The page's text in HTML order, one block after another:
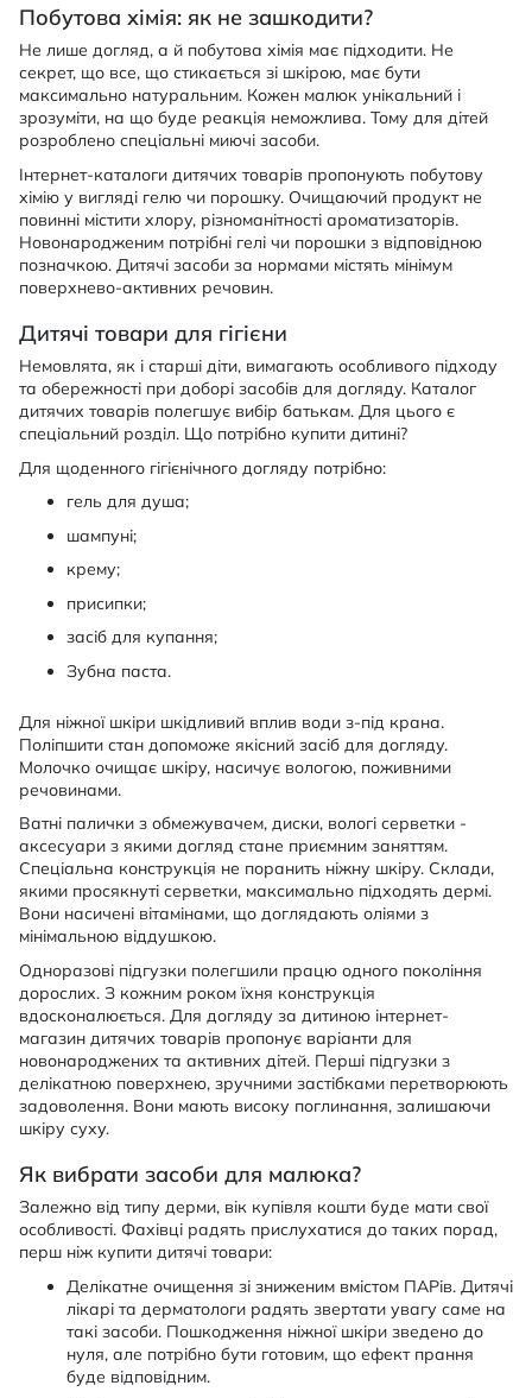
Побутова хімія: як не зашкодити?
Не лише догляд, а й побутова хімія має підходити. Не
секрет, що все, що стикається зі шкірою, має бути
максимально натуральним. Кожен малюк унікальний і
зрозуміти, на що буде реакція неможлива. Тому для дітей
розроблено спеціальні миючі засоби.
Інтернет-каталоги дитячих товарів пропонують побутову
хімію у вигляді гелю чи порошку. Очищаючий продукт не
повинні містити хлору, різноманітності ароматизаторів.
Новонародженим потрібні гелі чи порошки з відповідною
позначкою. Дитячі засоби за нормами містять мінімум
поверхнево-активних речовин.
Дитячі товари для гігієни
Немовлята, як і старші діти, вимагають особливого підходу
та обережності при доборі засобів для догляду. Каталог
дитячих товарів полегшує вибір батькам. Для цього є
спеціальний розділ. Що потрібно купити дитині?
Для щоденного гігієнічного догляду потрібно:
гель для душа;
шампуні;
крему;
присипки;
засіб для купання;
Зубна паста.
Для ніжної шкіри шкідливий вплив води з-під крана.
Поліпшити стан допоможе якісний засіб для догляду.
Молочко очищає шкіру, насичує вологою, поживними
речовинами.
Ватні палички з обмежувачем, диски, вологі серветки -
аксесуари з якими догляд стане приємним заняттям.
Спеціальна конструкція не поранить ніжну шкіру. Склади,
якими просякнуті серветки, максимально підходять дермі.
Вони насичені вітамінами, що доглядають оліями з
мінімальною віддушкою.
Одноразові підгузки полегшили працю одного покоління
дорослих. З кожним роком їхня конструкція
вдосконалюється. Для догляду за дитиною інтернет-
магазин дитячих товарів пропонує варіанти для
новонароджених та активних дітей. Перші підгузки з
делікатною поверхнею, зручними застібками перетворюють
задоволення. Вони мають високу поглинання, залишаючи
шкіру суху.
Як вибрати засоби для малюка?
Залежно від типу дерми, вік купівля кошти буде мати свої
особливості. Фахівці радять прислухатися до таких порад,
перш ніж купити дитячі товари:
Делікатне очищення зі зниженим вмістом ПАРів. Дитячі
лікарі та дерматологи радять звертати увагу саме на
такі засоби. Пошкодження ніжної шкіри зведено до
нуля, але потрібно бути готовим, що ефект прання
буде відповідним.